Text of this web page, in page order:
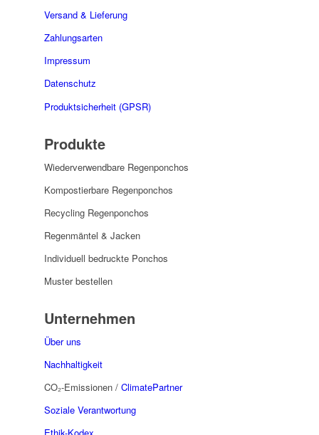
Versand & Lieferung
Zahlungsarten
Impressum
Datenschutz
Produktsicherheit (GPSR)
Produkte
Wiederverwendbare Regenponchos
Kompostierbare Regenponchos
Recycling Regenponchos
Regenmäntel & Jacken
Individuell bedruckte Ponchos
Muster bestellen
Unternehmen
Über uns
Nachhaltigkeit
CO₂-Emissionen /ClimatePartner
Soziale Verantwortung